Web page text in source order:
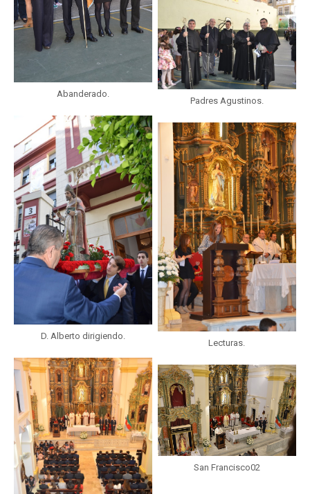
Abanderado.
Padres Agustinos.
D. Alberto dirigiendo.
Lecturas.
San Francisco02